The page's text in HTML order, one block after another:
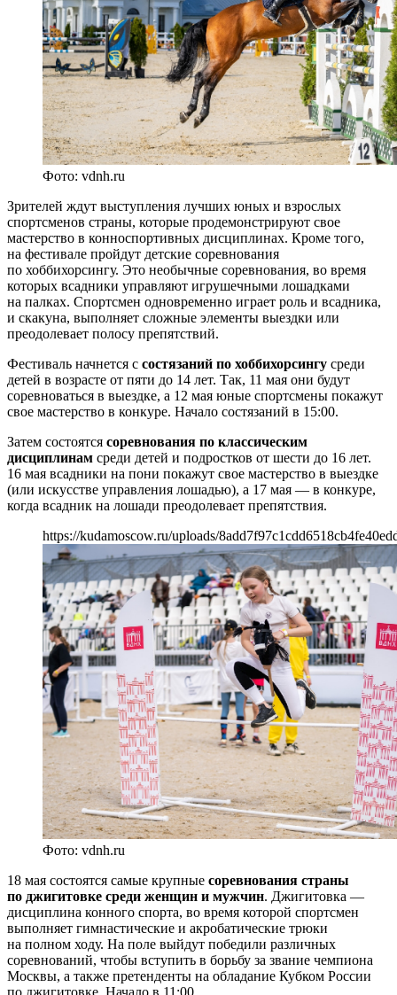
Фото: vdnh.ru
Зрителей ждут выступления лучших юных и взрослых
спортсменов страны, которые продемонстрируют свое
мастерство в конноспортивных дисциплинах. Кроме того,
на фестивале пройдут детские соревнования
по хоббихорсингу. Это необычные соревнования, во время
которых всадники управляют игрушечными лошадками
на палках. Спортсмен одновременно играет роль и всадника,
и скакуна, выполняет сложные элементы выездки или
преодолевает полосу препятствий.
Фестиваль начнется с состязаний по хоббихорсингу среди
детей в возрасте от пяти до 14 лет. Так, 11 мая они будут
соревноваться в выездке, а 12 мая юные спортсмены покажут
свое мастерство в конкуре. Начало состязаний в 15:00.
Затем состоятся соревнования по классическим
дисциплинам среди детей и подростков от шести до 16 лет.
16 мая всадники на пони покажут свое мастерство в выездке
(или искусстве управления лошадью), а 17 мая — в конкуре,
когда всадник на лошади преодолевает препятствия.
https://kudamoscow.ru/uploads/
Фото: vdnh.ru
18 мая состоятся самые крупные соревнования страны
по джигитовке среди женщин и мужчин. Джигитовка —
дисциплина конного спорта, во время которой спортсмен
выполняет гимнастические и акробатические трюки
на полном ходу. На поле выйдут победили различных
соревнований, чтобы вступить в борьбу за звание чемпиона
Москвы, а также претенденты на обладание Кубком России
по джигитовке. Начало в 11:00.